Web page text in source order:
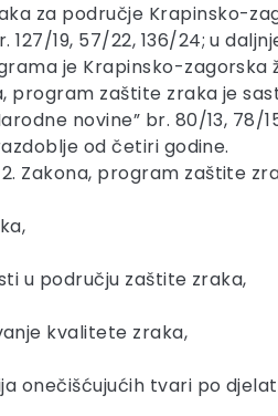
za područje Krapinsko-
127/19, 57/22, 136/24; u
je Krapinsko-
program zaštite zraka je
novine” br. 80/13,
od četiri godine.
2. Zakona, program zaštite
u području zaštite zraka,
kvalitete zraka,
onečišćujućih tvari po